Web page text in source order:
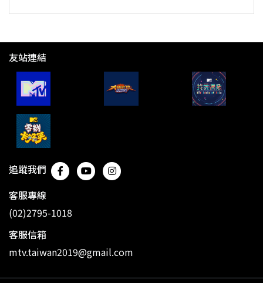
友站連結
追蹤我們
客服專線
(02)2795-1018
客服信箱
mtv.taiwan2019@gmail.com